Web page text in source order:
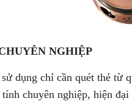
NGHIỆP
dụng chỉ cần quét thẻ từ
chuyên nghiệp, hiện